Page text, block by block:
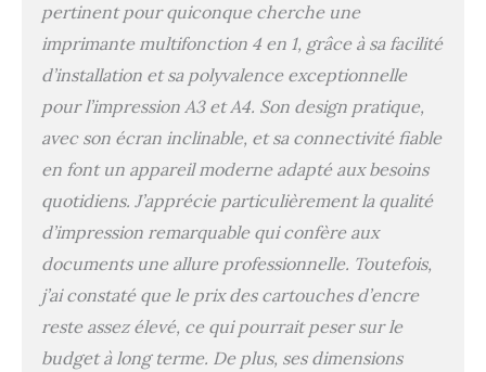
pertinent pour quiconque cherche une
imprimante multifonction 4 en 1, grâce à sa facilité
d’installation et sa polyvalence exceptionnelle
pour l’impression A3 et A4. Son design pratique,
avec son écran inclinable, et sa connectivité fiable
en font un appareil moderne adapté aux besoins
quotidiens. J’apprécie particulièrement la qualité
d’impression remarquable qui confère aux
documents une allure professionnelle. Toutefois,
j’ai constaté que le prix des cartouches d’encre
reste assez élevé, ce qui pourrait peser sur le
budget à long terme. De plus, ses dimensions